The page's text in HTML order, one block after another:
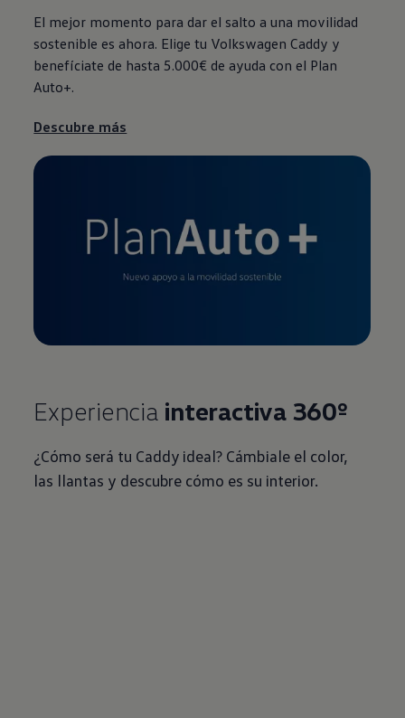
El mejor momento para dar el salto a una movilidad
sostenible es ahora. Elige tu Volkswagen Caddy y
benefíciate de hasta 5.000€ de ayuda con el Plan
Auto+.
Descubre más
Experiencia interactiva 360º
¿Cómo será tu Caddy ideal? Cámbiale el color,
las llantas y descubre cómo es su interior.